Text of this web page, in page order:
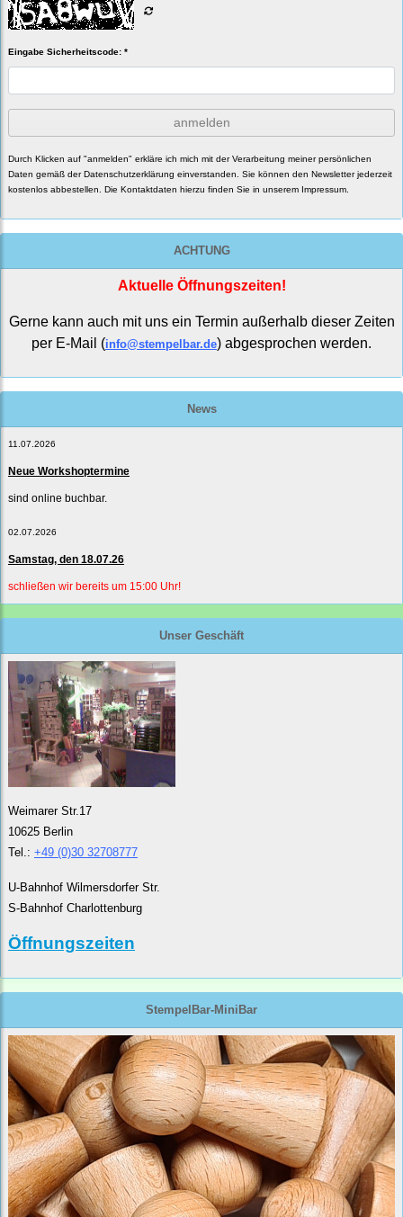
Eingabe Sicherheitscode: *
anmelden
Durch Klicken auf "anmelden" erkläre ich mich mit der Verarbeitung meiner persönlichen
Daten gemäß der Datenschutzerklärung einverstanden. Sie können den Newsletter jederzeit
kostenlos abbestellen. Die Kontaktdaten hierzu finden Sie in unserem Impressum.
ACHTUNG
Aktuelle Öffnungszeiten!
Gerne kann auch mit uns ein Termin außerhalb dieser Zeiten
per E-Mail (info@stempelbar.de) abgesprochen werden.
News
11.07.2026
Neue Workshoptermine
sind online buchbar.
02.07.2026
Samstag, den 18.07.26
schließen wir bereits um 15:00 Uhr!
Unser Geschäft
Weimarer Str.17
10625 Berlin
Tel.: +49 (0)30 32708777
U-Bahnhof Wilmersdorfer Str.
S-Bahnhof Charlottenburg
Öffnungszeiten
StempelBar-MiniBar